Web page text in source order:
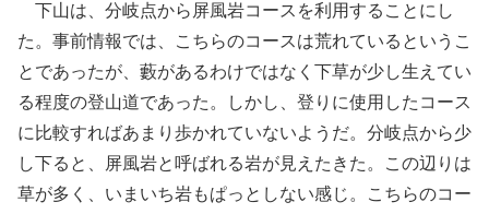
下山は、分岐点から屏風岩コースを利用することにし
た。事前情報では、こちらのコースは荒れているというこ
とであったが、藪があるわけではなく下草が少し生えてい
る程度の登山道であった。しかし、登りに使用したコース
に比較すればあまり歩かれていないようだ。分岐点から少
し下ると、屏風岩と呼ばれる岩が見えたきた。この辺りは
草が多く、いまいち岩もぱっとしない感じ。こちらのコー